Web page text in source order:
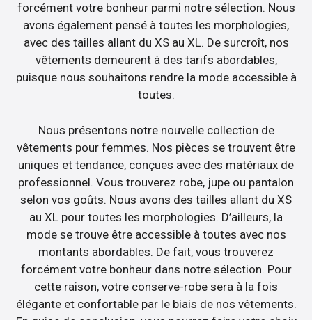
forcément votre bonheur parmi notre sélection. Nous
avons également pensé à toutes les morphologies,
avec des tailles allant du XS au XL. De surcroît, nos
vêtements demeurent à des tarifs abordables,
puisque nous souhaitons rendre la mode accessible à
toutes.
Nous présentons notre nouvelle collection de
vêtements pour femmes. Nos pièces se trouvent être
uniques et tendance, conçues avec des matériaux de
professionnel. Vous trouverez robe, jupe ou pantalon
selon vos goûts. Nous avons des tailles allant du XS
au XL pour toutes les morphologies. D’ailleurs, la
mode se trouve être accessible à toutes avec nos
montants abordables. De fait, vous trouverez
forcément votre bonheur dans notre sélection. Pour
cette raison, votre conserve-robe sera à la fois
élégante et confortable par le biais de nos vêtements.